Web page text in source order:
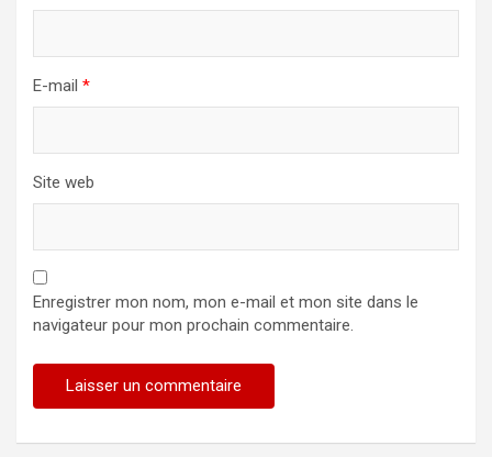
E-mail *
Site web
Enregistrer mon nom, mon e-mail et mon site dans le
navigateur pour mon prochain commentaire.